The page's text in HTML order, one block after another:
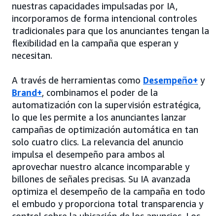
nuestras capacidades impulsadas por IA,
incorporamos de forma intencional controles
tradicionales para que los anunciantes tengan la
flexibilidad en la campaña que esperan y
necesitan.
A través de herramientas como Desempeño+ y
Brand+, combinamos el poder de la
automatización con la supervisión estratégica,
lo que les permite a los anunciantes lanzar
campañas de optimización automática en tan
solo cuatro clics. La relevancia del anuncio
impulsa el desempeño para ambos al
aprovechar nuestro alcance incomparable y
billones de señales precisas. Su IA avanzada
optimiza el desempeño de la campaña en todo
el embudo y proporciona total transparencia y